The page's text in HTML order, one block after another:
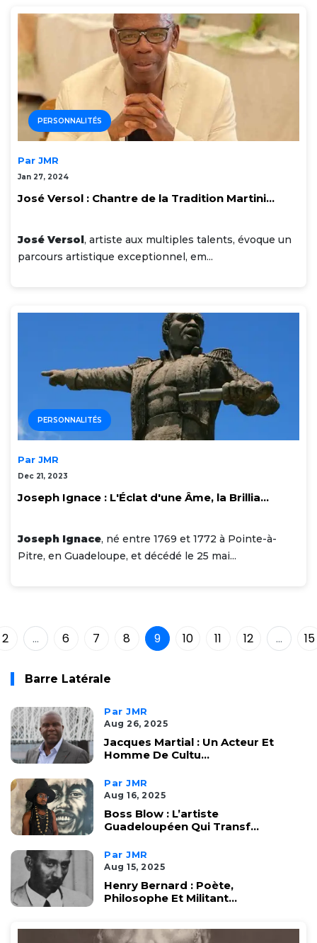
PERSONNALITÉS
Par JMR
Jan 27, 2024
José Versol : Chantre de la Tradition Martini...
José Versol, artiste aux multiples talents, évoque un
parcours artistique exceptionnel, em...
PERSONNALITÉS
Par JMR
Dec 21, 2023
Joseph Ignace : L'Éclat d'une Âme, la Brillia...
Joseph Ignace, né entre 1769 et 1772 à Pointe-à-
Pitre, en Guadeloupe, et décédé le 25 mai...
2 ... 6 7 8 9 10 11 12 ... 15
Barre Latérale
Par JMR
Aug 26, 2025
Jacques Martial : Un Acteur Et
Homme De Cultu...
Par JMR
Aug 16, 2025
Boss Blow : L’artiste
Guadeloupéen Qui Transf...
Par JMR
Aug 15, 2025
Henry Bernard : Poète,
Philosophe Et Militant...